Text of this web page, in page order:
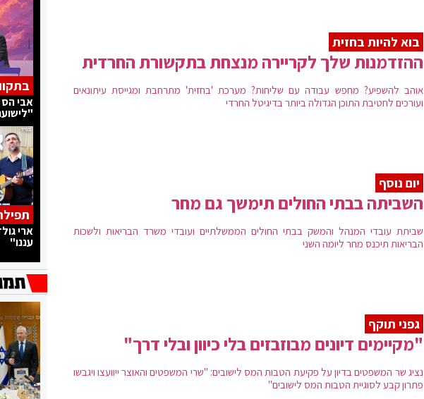
בוא להיות בחזית
ההזדמנות שלך לקריירה מנצחת בתקשורת החרדית
אוהב להשפיע? מחפש עבודה עם שליחות? מערכת 'בחזית' מתרחבת ומגייסת עיתונאים
ועורכים לחטיבת התוכן הגדולה ביותר בדיגיטל החרדי
יום נוסף
השביתה בבתי החולים תימשך גם מחר
שביתת עובדי המנהל והמשק בבתי החולים הממשלתיים ועובדי משרד הבריאות ולשכות
הבריאות תיכנס מחר ליומה השני
גפני תוקף
"מקיימים דיונים מבוזבזים בלי כיוון ובלי דרך"
נציג שר המשפטים בדיון על פקיעת הטבות המס לישובים: "שרי המשפטים והאוצר ייוועצו ויגבשו
פתרון קבע לסוגיית הטבות המס לישובים"
אבי
ארי
עננו"